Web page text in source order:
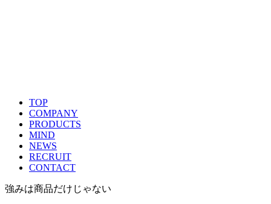
TOP
COMPANY
PRODUCTS
MIND
NEWS
RECRUIT
CONTACT
強みは商品だけ じ ゃない